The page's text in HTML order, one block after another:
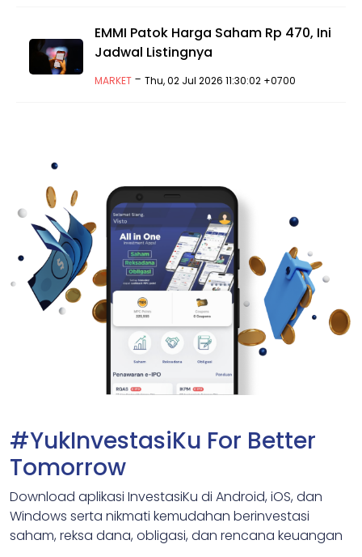
EMMI Patok Harga Saham Rp 470, Ini
Jadwal Listingnya
MARKET- Thu, 02 Jul 2026 11:30:02 +0700
#YukInvestasiKu For Better
Tomorrow
Download aplikasi InvestasiKu di Android, iOS, dan
Windows serta nikmati kemudahan berinvestasi
saham, reksa dana, obligasi, dan rencana keuangan